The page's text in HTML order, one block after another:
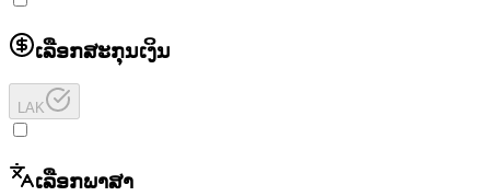
ເລືອກສະກຸນເງິນ
LAK
ເລືອກພາສາ